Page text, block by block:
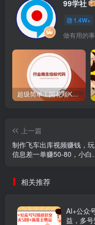
99学社
1.4W+
做有用的
超级简单！同花顺K线界面显示行业概念指标代码图解
上一篇
制作飞车出库视频赚钱，玩
信息差一单赚50-80，小白
相关推荐
AI+公众
益，多